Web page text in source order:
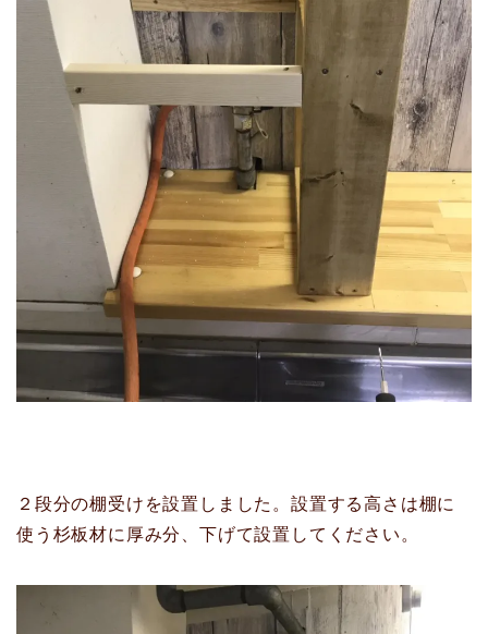
２段分の棚受けを設置しました。設置する高さは棚に
使う杉板材に厚み分、下げて設置してください。